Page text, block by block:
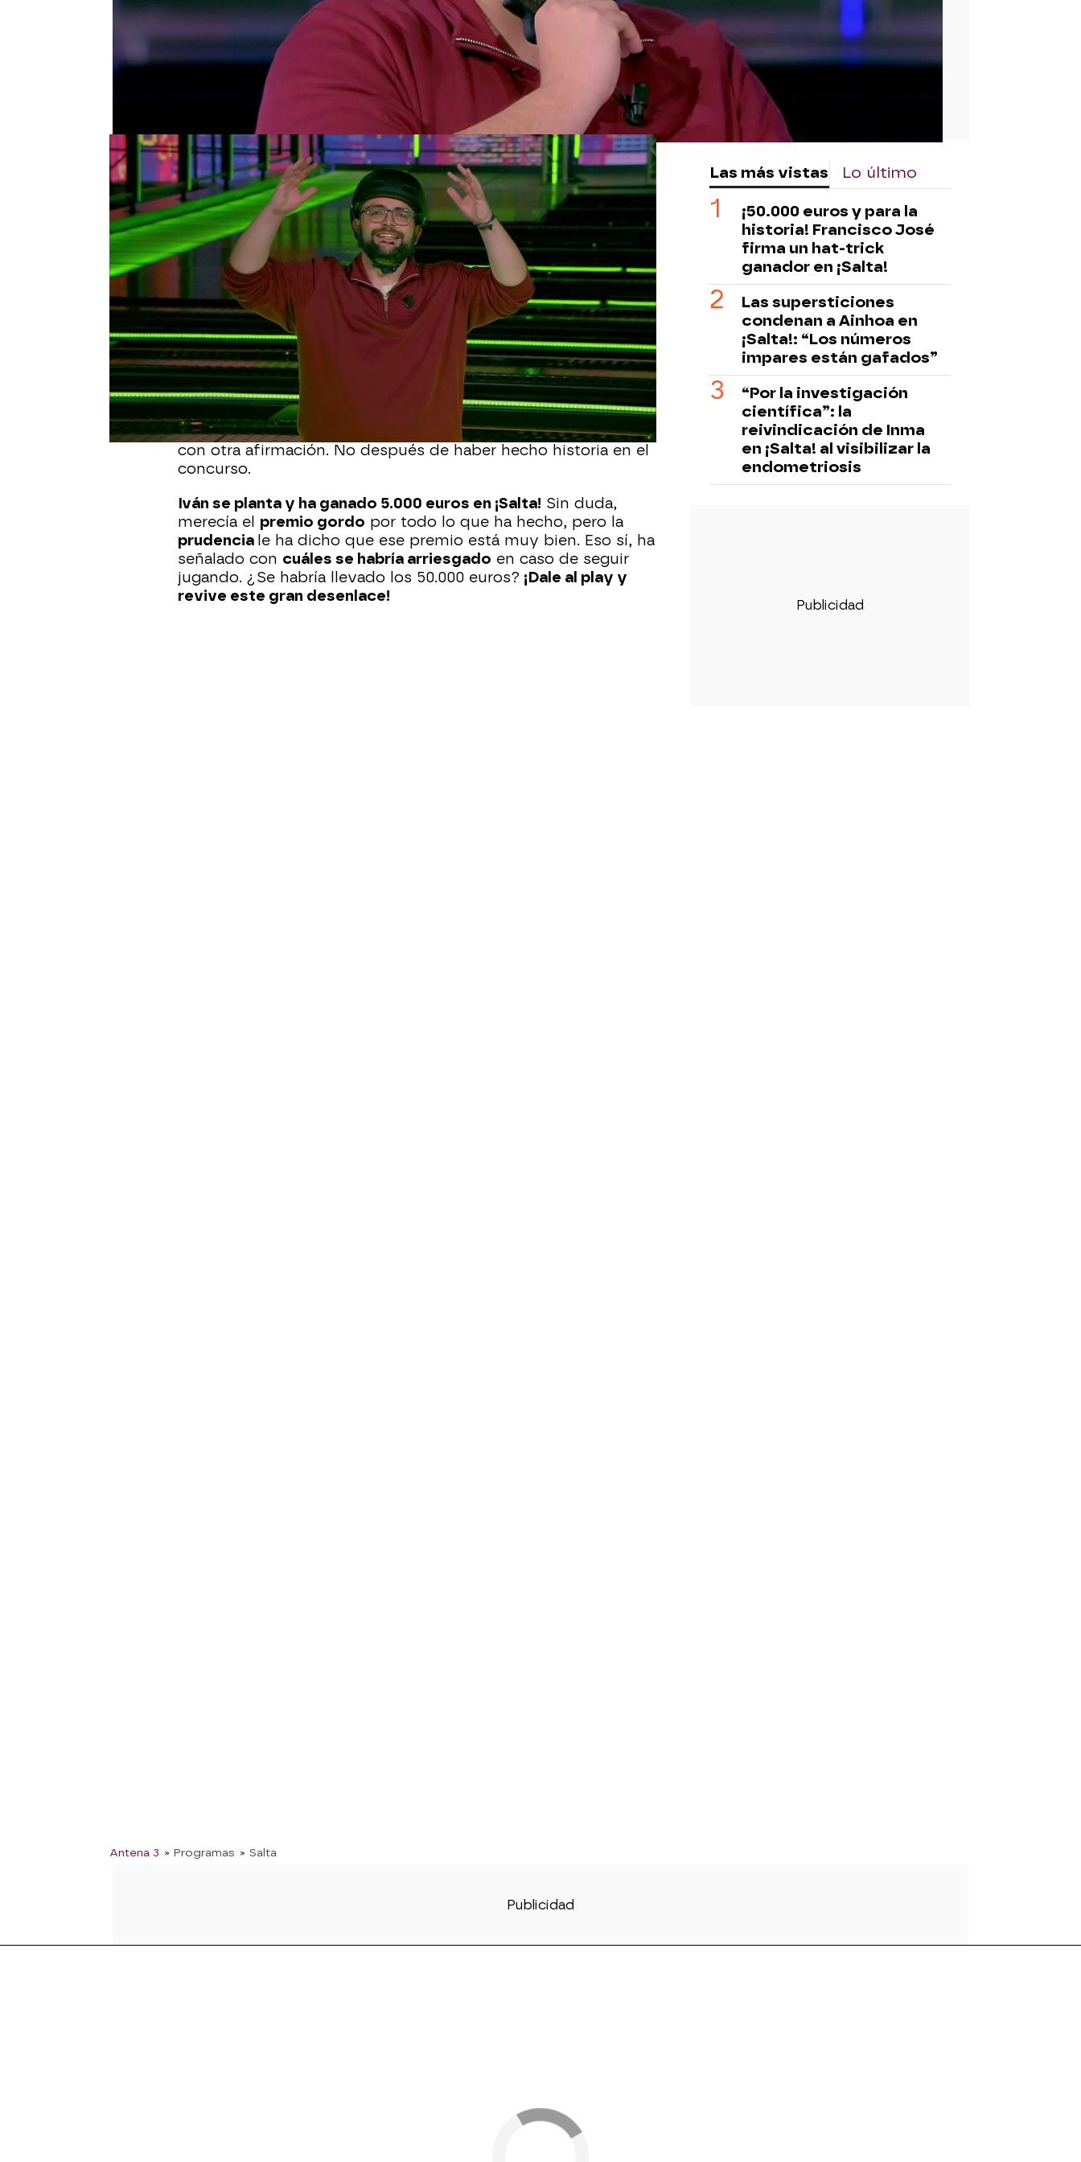
Iván ha hecho historia en ¡Salta! al ser el primer concursante
quecompleta el puente de principio a fin
. Arrancó con una
divertida afirmación
, recordando la moda viral
que puso a los
españoles aligar en los supermercados
, y terminó acertando
en el nivel nueve, dejando sin jugar a los otros cuatro
concursantes.
Ivánes profesor de matemáticas, y quiere ganar dineropara
podercomprarse una casa. Pero para ello deberá acertar las
tres afirmaciones correctasque aparecen en pantalla. Si ha
acertado nueve seguidas, ¿será capaz de acertar tres más para
ganar los 50.000 euros de ¡Salta!?
Manel lee las seis afirmacionesde laronda finale Iván las
analiza. Está en juego undinero muy importantepara el
concursante, y decide saltar sobre la afirmación que señala
que en Martehay un volcán que es casitres veces más alto
que el Everest.
Ivánsalta... ¡yacierta 5.000 eurosen el bolsillo que
puedemultiplicar por cuatro aciertaotraafirmación
. Pero
en este tipo de concursos,
una retirada a tiempo es una
victoria, eIvánno está del todo seguro como paraarriesgarse
con otra afirmación. No después de haber hecho historia en el
concurso.
Iván se planta y ha ganado 5.000 euros en ¡Salta! Sin duda,
merecía el premio gordo por todo lo que ha hecho, pero la
prudencia le ha dicho que ese premio está muy bien. Eso sí, ha
señalado con cuáles se habría arriesgado en caso de seguir
jugando. ¿Se habría llevado los 50.000 euros? ¡Dale al play y
revive este gran desenlace!
Antena 3 » Programas » Salta
Las más vistas Lo último
¡50.000 euros y para la
historia! Francisco José
firma un hat-trick
ganador en ¡Salta!
Las supersticiones
condenan a Ainhoa en
¡Salta!: “Los números
impares están gafados”
“Por la investigación
científica”: la
reivindicación de Inma
en ¡Salta! al visibilizar la
endometriosis